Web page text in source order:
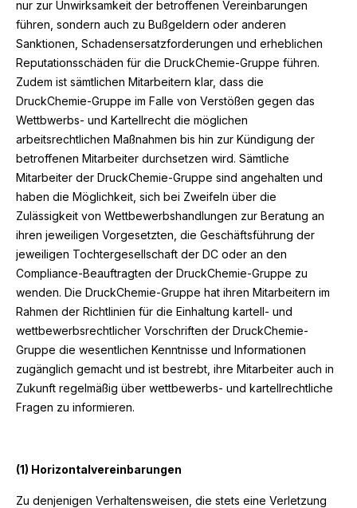
nur zur Unwirksamkeit der betroffenen Vereinbarungen
führen, sondern auch zu Bußgeldern oder anderen
Sanktionen, Schadensersatzforderungen und erheblichen
Reputationsschäden für die DruckChemie-Gruppe führen.
Zudem ist sämtlichen Mitarbeitern klar, dass die
DruckChemie-Gruppe im Falle von Verstößen gegen das
Wettbwerbs- und Kartellrecht die möglichen
arbeitsrechtlichen Maßnahmen bis hin zur Kündigung der
betroffenen Mitarbeiter durchsetzen wird. Sämtliche
Mitarbeiter der DruckChemie-Gruppe sind angehalten und
haben die Möglichkeit, sich bei Zweifeln über die
Zulässigkeit von Wettbewerbshandlungen zur Beratung an
ihren jeweiligen Vorgesetzten, die Geschäftsführung der
jeweiligen Tochtergesellschaft der DC oder an den
Compliance-Beauftragten der DruckChemie-Gruppe zu
wenden. Die DruckChemie-Gruppe hat ihren Mitarbeitern im
Rahmen der Richtlinien für die Einhaltung kartell- und
wettbewerbsrechtlicher Vorschriften der DruckChemie-
Gruppe die wesentlichen Kenntnisse und Informationen
zugänglich gemacht und ist bestrebt, ihre Mitarbeiter auch in
Zukunft regelmäßig über wettbewerbs- und kartellrechtliche
Fragen zu informieren.
(1) Horizontalvereinbarungen
Zu denjenigen Verhaltensweisen, die stets eine Verletzung